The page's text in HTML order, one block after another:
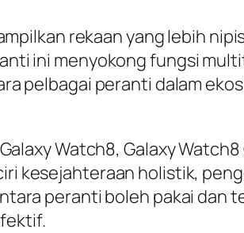
rekaan yang lebih
ini menyokong fungsi
pelbagai peranti dalam
Watch8, Galaxy Watch8
kesejahteraan holistik,
peranti boleh pakai dan